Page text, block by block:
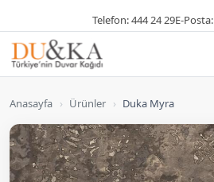
Telefon:444 24 29E-Posta:
Anasayfa › Ürünler › Duka Myra